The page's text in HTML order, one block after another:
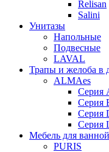
Relisan
Salini
Унитазы
Напольные
Подвесные
LAVAL
Трапы и желоба в
ALMAes
Серия
Серия
Серия
Серия
Мебель для ванной
PURIS